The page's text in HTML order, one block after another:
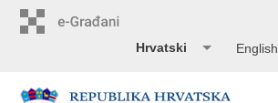
English
Hrvatski